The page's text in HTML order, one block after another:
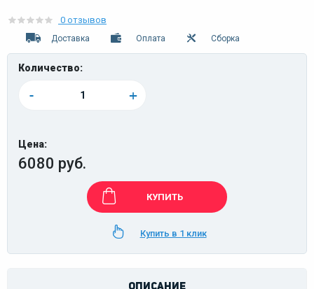
0 отзывов
Доставка Оплата Сборка
Количество:
- +
Цена:
6080 руб.
КУПИТЬ
Купить в 1 клик